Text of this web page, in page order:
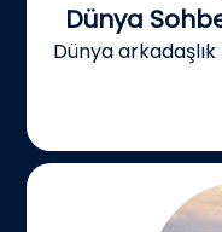
Dünya
Dünya